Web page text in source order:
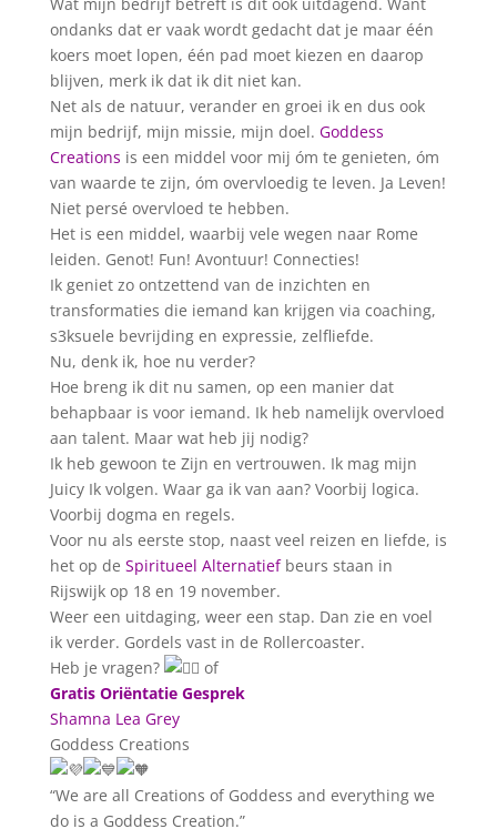
Wat mijn bedrijf betreft is dit ook uitdagend. Want
ondanks dat er vaak wordt gedacht dat je maar één
koers moet lopen, één pad moet kiezen en daarop
blijven, merk ik dat ik dit niet kan.
Net als de natuur, verander en groei ik en dus ook
mijn bedrijf, mijn missie, mijn doel. Goddess
Creations is een middel voor mij óm te genieten, óm
van waarde te zijn, óm overvloedig te leven. Ja Leven!
Niet persé overvloed te hebben.
Het is een middel, waarbij vele wegen naar Rome
leiden. Genot! Fun! Avontuur! Connecties!
Ik geniet zo ontzettend van de inzichten en
transformaties die iemand kan krijgen via coaching,
s3ksuele bevrijding en expressie, zelfliefde.
Nu, denk ik, hoe nu verder?
Hoe breng ik dit nu samen, op een manier dat
behapbaar is voor iemand. Ik heb namelijk overvloed
aan talent. Maar wat heb jij nodig?
Ik heb gewoon te Zijn en vertrouwen. Ik mag mijn
Juicy Ik volgen. Waar ga ik van aan? Voorbij logica.
Voorbij dogma en regels.
Voor nu als eerste stop, naast veel reizen en liefde, is
het op de Spiritueel Alternatiefbeurs staan in
Rijswijk op 18 en 19 november.
Weer een uitdaging, weer een stap. Dan zie en voel
ik verder. Gordels vast in de Rollercoaster.
Heb je vragen?
of
Gratis Oriëntatie Gesprek
Shamna Lea Grey
Goddess Creations
“We are all Creations of Goddess and everything we
do is a Goddess Creation.”